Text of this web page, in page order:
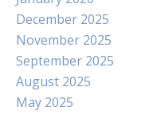
December 2025
November 2025
September 2025
August 2025
May 2025